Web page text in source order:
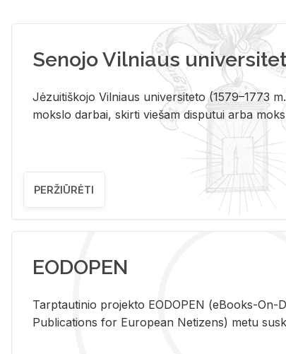
Senojo Vilniaus
Jėzuitiškojo Vilniaus universiteto (1579–1773
mokslo darbai, skirti viešam disputui arba
PERŽIŪRĖTI
EODOPEN
Tarp­tau­ti­nio pro­jek­to EO­DO­PEN (eBo­oks-On-
Pub­li­ca­tions for Eu­ro­pe­an Ne­ti­zens) metu